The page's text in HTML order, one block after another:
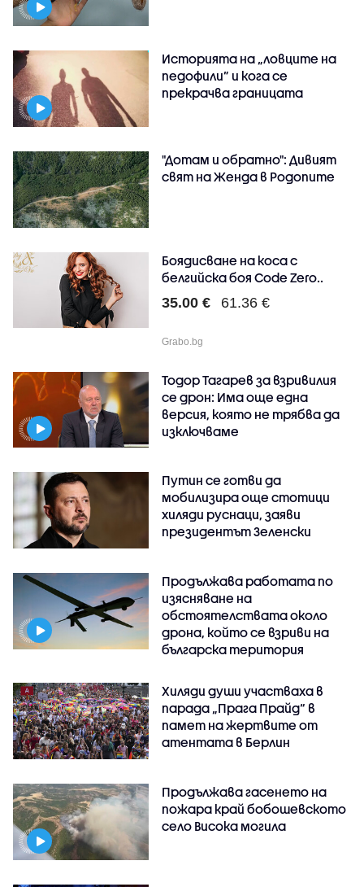
Историята на „ловците на
педофили” и кога се
прекрачва границата
"Дотам и обратно": Дивият
свят на Женда в Родопите
Боядисване на коса с
белгийска боя Code Zero..
35.00 € 61.36 €
Grabo.bg
Тодор Тагарев за взривилия
се дрон: Има още една
версия, която не трябва да
изключваме
Путин се готви да
мобилизира още стотици
хиляди руснаци, заяви
президентът Зеленски
Продължава работата по
изясняване на
обстоятелствата около
дрона, който се взриви на
българска територия
Хиляди души участваха в
парада „Прага Прайд“ в
памет на жертвите от
атентата в Берлин
Продължава гасенето на
пожара край бобошевското
село Висока могила